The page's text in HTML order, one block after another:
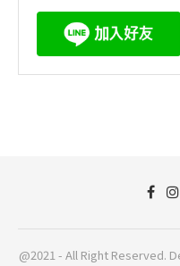
@2021 - All Right Reserved.